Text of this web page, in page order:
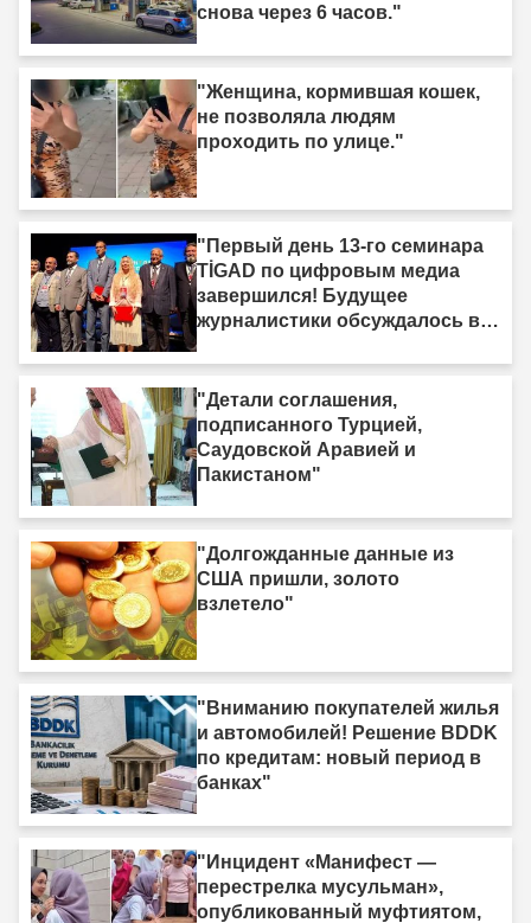
снова через 6 часов."
"Женщина, кормившая кошек,
не позволяла людям
проходить по улице."
"Первый день 13-го семинара
TİGAD по цифровым медиа
завершился! Будущее
журналистики обсуждалось в
"Детали соглашения,
подписанного Турцией,
Саудовской Аравией и
Пакистаном"
"Долгожданные данные из
США пришли, золото
взлетело"
"Вниманию покупателей жилья
и автомобилей! Решение BDDK
по кредитам: новый период в
банках"
"Инцидент «Манифест —
перестрелка мусульман»,
опубликованный муфтиятом,